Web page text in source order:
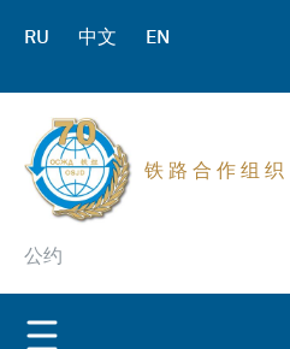
RU 中文 EN
铁 路 合 作 组 织
公约